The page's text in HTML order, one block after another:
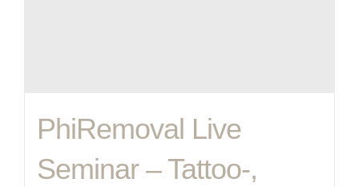
PhiRemoval Live
Seminar – Tattoo-,